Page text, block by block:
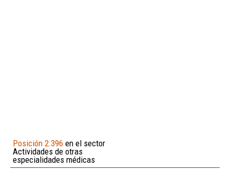
Posición 2.396 en el sector
Actividades de otras
especialidades médicas